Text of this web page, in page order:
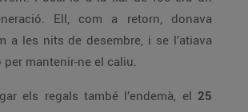
Ell, com a retorn, donava
a les nits de desembre, i se l’atiava
mantenir-ne el caliu.
els regals també l’endemà, el 25